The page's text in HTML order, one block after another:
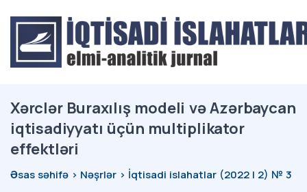
Xərclər Buraxılış modeli və Azərbaycan
iqtisadiyyatı üçün multiplikator
effektləri
Əsas səhifə Nəşrlər İqtisadi islahatlar (2022 | 2) № 3